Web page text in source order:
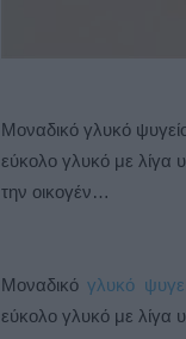
Μοναδικό γλυκό
εύκολο γλυκό με λίγα
την οικογέν…
Μοναδικόγλυκό
εύκολο γλυκό με λίγα